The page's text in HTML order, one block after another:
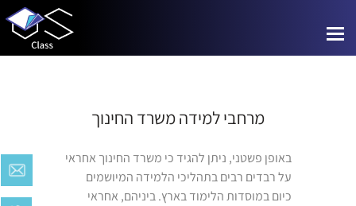
Toggle
מרחבי למידה משרד החינוך
באופן פשטני, ניתן להגיד כי משרד החינוך אחראי
על רבדים רבים בתהליכי הלמידה המיושמים
כיום במוסדות הלימוד בארץ. ביניהם, אחראי